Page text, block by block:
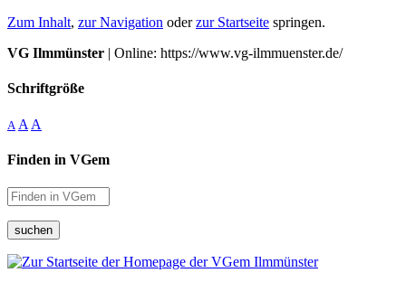
Zum Inhalt, zur Navigation oderzur Startseite springen.
VG Ilmmünster | Online: https://www.vg-ilmmuenster.de/
Schriftgröße
A A A
Finden in VGem
suchen